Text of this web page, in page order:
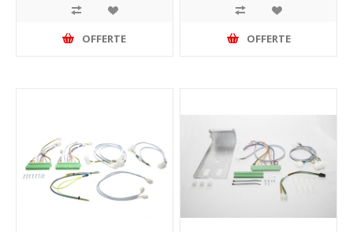
OFFERTE OFFERTE